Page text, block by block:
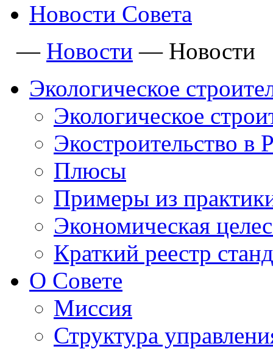
Новости Совета
— Новости — Новости
Экологическое
Экологическое
Экостроительство в
Плюсы
Примеры из
Экономическая
Краткий реестр
О Совете
Миссия
Структура